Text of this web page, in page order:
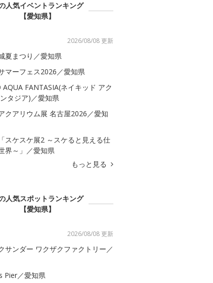
人気イベントランキング
【愛知県】
2026/08/08 更新
夏まつり／愛知県
マーフェス2026／愛知県
AQUA FANTASIA(ネイキッド アク
タジア)／愛知県
クアリウム展 名古屋2026／愛知
スケスケ展2 ～スケると見える仕
界～」／愛知県
もっと見る
人気スポットランキング
【愛知県】
2026/08/08 更新
サンダー ワクザクファクトリー／
Pier／愛知県